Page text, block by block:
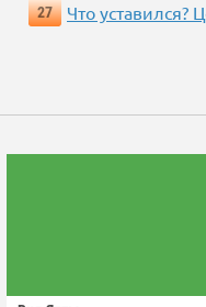
27
Что уставился?